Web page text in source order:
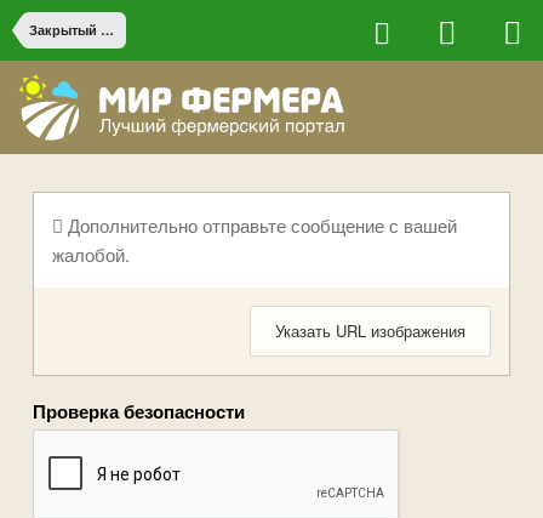
Закрытый грунт и гидропоника
Дополнительно отправьте сообщение с вашей
жалобой.
Указать URL изображения
Проверка безопасности